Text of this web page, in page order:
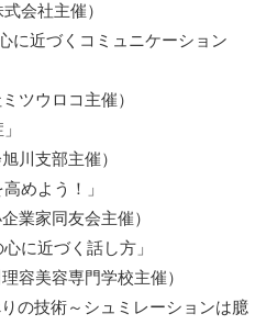
会社主催）
に近づくコミュニケーション
ツウロコ主催）
川支部主催）
めよう！」
業家同友会主催）
に近づく話し方」
容美容専門学校主催）
の技術～シュミレーションは臆